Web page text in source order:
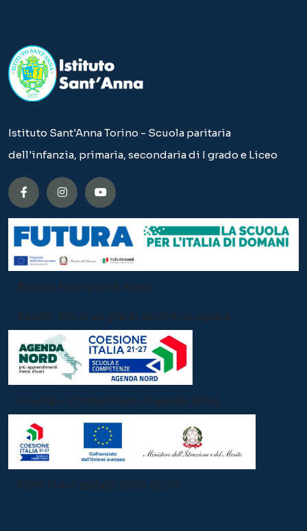
Istituto Sant'Anna Torino - Scuola paritaria
dell'infanzia, primaria, secondaria di I grado e Liceo
Bando: Non uno di meno
Bando: Più si sa, più si sa di non sapere
Scuola e Competenze: Agenda Nord
PON Piano estate 2021-2027